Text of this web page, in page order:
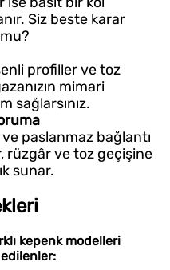
Siz beste karar
profiller ve toz
mimari
sağlarsınız.
paslanmaz bağlantı
rüzgâr ve toz geçişine
sunar.
kepenk modelleri